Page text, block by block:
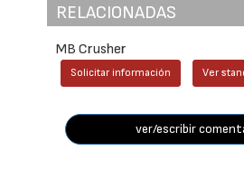
RELACIONADAS
MB Crusher
Solicitar información Ver
ver/escribir